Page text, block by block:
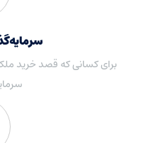
برای کسانی که قصد خرید